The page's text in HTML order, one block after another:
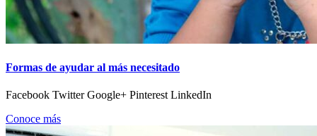
Formas de ayudar al más necesitado
Facebook Twitter Google+ Pinterest LinkedIn
Conoce más